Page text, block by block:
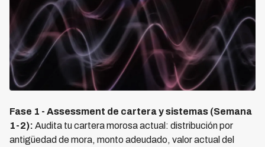
Fase 1 - Assessment de cartera y sistemas (Semana
1-2): Audita tu cartera morosa actual: distribución por
antigüedad de mora, monto adeudado, valor actual del